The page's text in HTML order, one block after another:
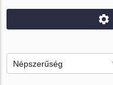
Népszerűség